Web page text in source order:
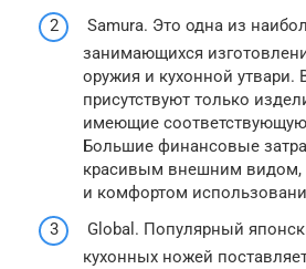
Samura. Это одна из
занимающихся
оружия и кухонной утвари.
присутствуют только
имеющие
Большие финансовые
красивым внешним видом,
и комфортом
Global. Популярный
кухонных ножей